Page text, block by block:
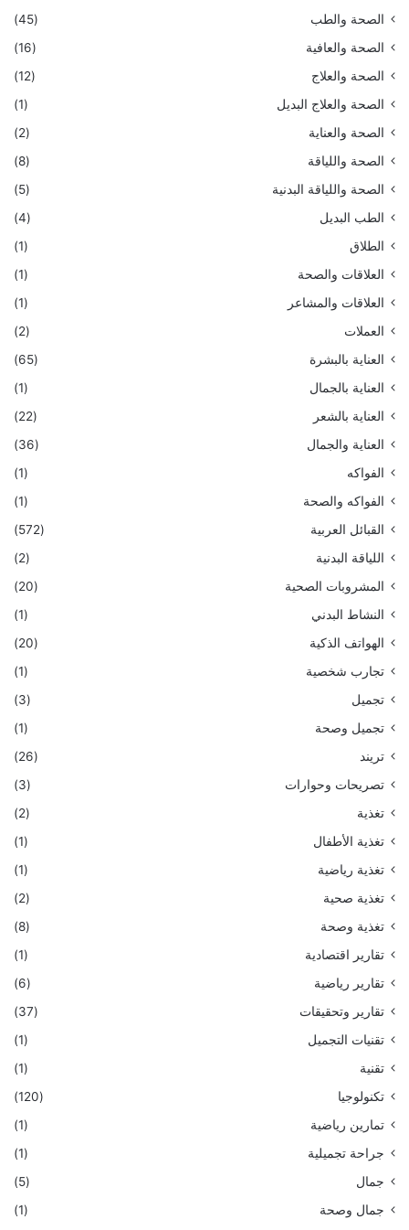
الصحة والطب
(45)
الصحة والعافية
(16)
الصحة والعلاج
(12)
الصحة والعلاج البديل
(1)
الصحة والعناية
(2)
الصحة واللياقة
(8)
الصحة واللياقة البدنية
(5)
الطب البديل
(4)
الطلاق
(1)
العلاقات والصحة
(1)
العلاقات والمشاعر
(1)
العملات
(2)
العناية بالبشرة
(65)
العناية بالجمال
(1)
العناية بالشعر
(22)
العناية والجمال
(36)
الفواكه
(1)
الفواكه والصحة
(1)
القبائل العربية
(572)
اللياقة البدنية
(2)
المشروبات الصحية
(20)
النشاط البدني
(1)
الهواتف الذكية
(20)
تجارب شخصية
(1)
تجميل
(3)
تجميل وصحة
(1)
تريند
(26)
تصريحات وحوارات
(3)
تغذية
(2)
تغذية الأطفال
(1)
تغذية رياضية
(1)
تغذية صحية
(2)
تغذية وصحة
(8)
تقارير اقتصادية
(1)
تقارير رياضية
(6)
تقارير وتحقيقات
(37)
تقنيات التجميل
(1)
تقنية
(1)
تكنولوجيا
(120)
تمارين رياضية
(1)
جراحة تجميلية
(1)
جمال
(5)
جمال وصحة
(1)